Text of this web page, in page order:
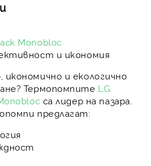
Monobloc
и икономия
икономично и екологично
? Термопомпите LG
са лидер на пазара.
предлагат: